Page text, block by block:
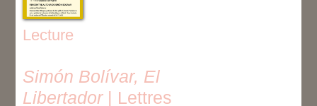
Lecture
Simón Bolívar, El
Libertador| Lettres